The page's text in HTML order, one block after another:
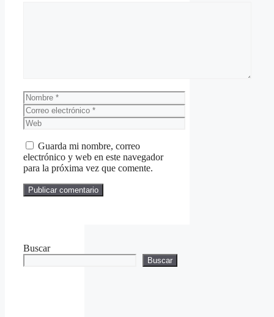
Nombre
Correo
electrónico
Web
Guarda mi nombre, correo
electrónico y web en este navegador
para la próxima vez que comente.
Buscar
Buscar